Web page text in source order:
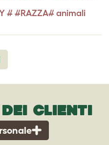
# #RAZZA# animali
CLIENTI